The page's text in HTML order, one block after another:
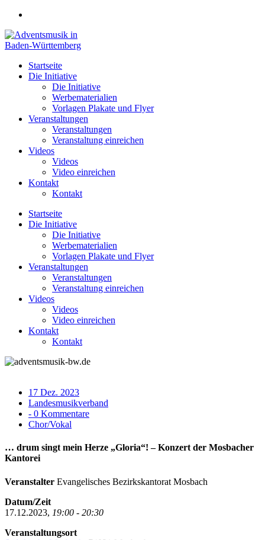
Zum
springen
Startseite
Die Initiative
Die Initiative
Werbematerialien
Vorlagen Plakate und Flyer
Veranstaltungen
Veranstaltungen
Veranstaltung einreichen
Videos
Videos
Video einreichen
Kontakt
Kontakt
Startseite
Die Initiative
Die Initiative
Werbematerialien
Vorlagen Plakate und Flyer
Veranstaltungen
Veranstaltungen
Veranstaltung einreichen
Videos
Videos
Video einreichen
Kontakt
Kontakt
17 Dez. 2023
Landesmusikverband
- 0 Kommentare
Chor/Vokal
… drum singt mein Herze „Gloria“! – Konzert der Mosbacher
Kantorei
Veranstalter Evangelisches Bezirkskantorat Mosbach
Datum/Zeit
17.12.2023, 19:00 - 20:30
Veranstaltungsort